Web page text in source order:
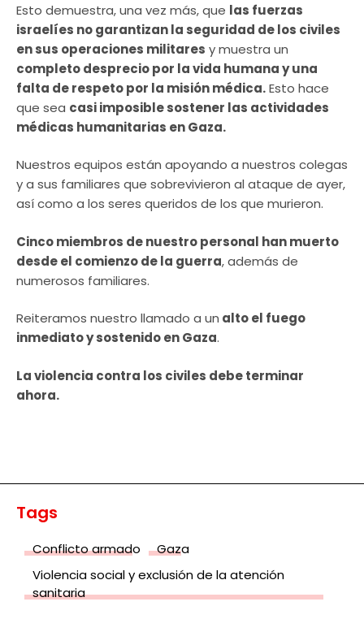
Esto demuestra, una vez más, que las fuerzas
israelíes no garantizan la seguridad de los civiles
en sus operaciones militares y muestra un
completo desprecio por la vida humana y una
falta de respeto por la misión médica.Esto hace
que sea casi imposible sostener las actividades
médicas humanitarias en Gaza.
Nuestros equipos están apoyando a nuestros colegas
y a sus familiares que sobrevivieron al ataque de ayer,
así como a los seres queridos de los que murieron.
Cinco miembros de nuestro personal han muerto
desde el comienzo de la guerra, además de
numerosos familiares.
Reiteramos nuestro llamado a un alto el fuego
inmediato y sostenido en Gaza.
La violencia contra los civiles debe terminar
ahora.
Tags
Conflicto armado
Gaza
Violencia social y exclusión de la atención
sanitaria